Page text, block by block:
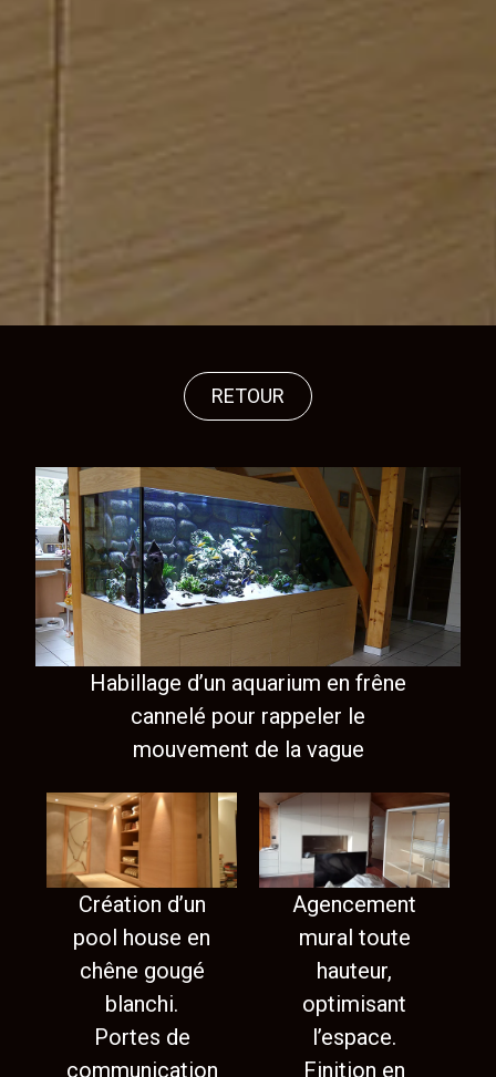
RETOUR
Habillage d’un aquarium en frêne
cannelé pour rappeler le
mouvement de la vague
Création d’un
pool house en
chêne gougé
blanchi.
Portes de
communication
Agencement
mural toute
hauteur,
optimisant
l’espace.
Finition en